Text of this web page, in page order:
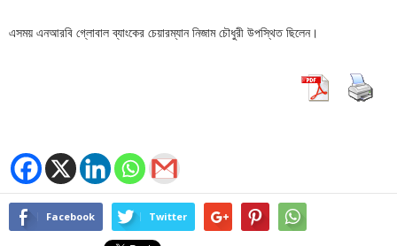
এসময় এনআরবি গ্লোবাল ব্যাংকের চেয়ারম্যান নিজাম চৌধুরী উপস্থিত ছিলেন।
Facebook Twitter